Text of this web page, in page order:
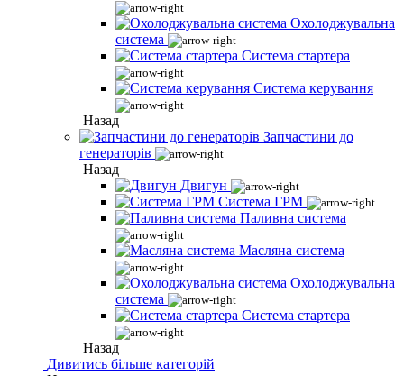
Охолоджувальна
система
Система стартера
Система керування
Назад
Запчастини до
генераторів
Назад
Двигун
Система ГРМ
Паливна система
Масляна система
Охолоджувальна
система
Система стартера
Назад
Дивитись більше категорій